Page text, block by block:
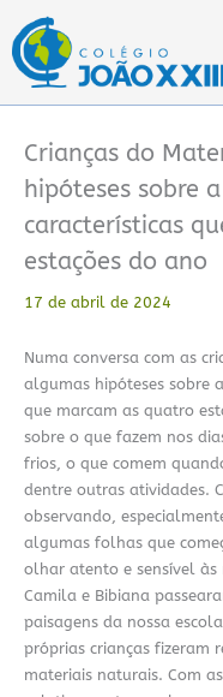
para
conteúdo
Crianças do
hipóteses sobre
características
estações do ano
17 de abril de 2024
Numa conversa com as
algumas hipóteses sobre
que marcam as quatro
sobre o que fazem nos
frios, o que comem
dentre outras atividades.
observando,
algumas folhas que
olhar atento e sensível às
Camila e Bibiana
paisagens da nossa
próprias crianças fizeram
materiais naturais. Com